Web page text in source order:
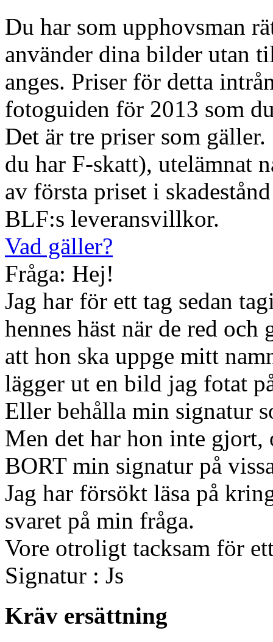
Du har som upphovsman
använder dina bilder utan
anges. Priser för detta
fotoguiden för 2013 som
Det är tre priser som
du har F-skatt), utelämnat
av första priset i
BLF:s leveransvillkor.
Vad gäller?
Fråga: Hej!
Jag har för ett tag sedan
hennes häst när de red
att hon ska uppge mitt
lägger ut en bild jag fotat
Eller behålla min signatur
Men det har hon inte
BORT min signatur på
Jag har försökt läsa på
svaret på min fråga.
Vore otroligt tacksam för
Signatur : Js
Kräv ersättning